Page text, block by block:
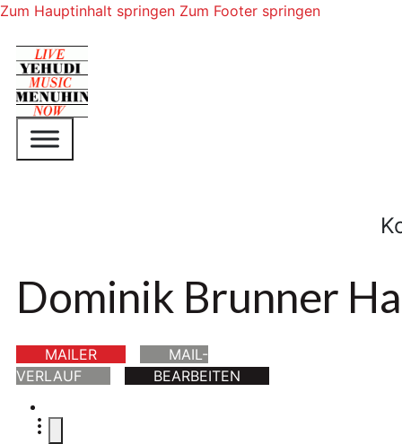
Zum Hauptinhalt springen Zum Footer springen
Dominik Brunner
MAILER
MAIL-
VERLAUF
BEARBEITEN